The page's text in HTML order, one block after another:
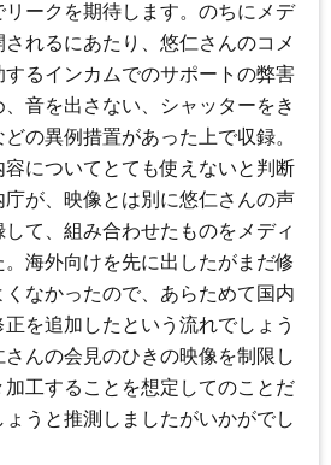
リークを期待します。のちにメデ
されるにあたり、悠仁さんのコメ
するインカムでのサポートの弊害
、音を出さない、シャッターをき
どの異例措置があった上で収録。
容についてとても使えないと判断
庁が、映像とは別に悠仁さんの声
して、組み合わせたものをメディ
。海外向けを先に出したがまだ修
くなかったので、あらためて国内
正を追加したという流れでしょう
んの会見のひきの映像を制限し
加工することを想定してのことだ
ょうと推測しましたがいかがでし